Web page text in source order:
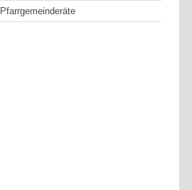
Pfarrgemeinderäte